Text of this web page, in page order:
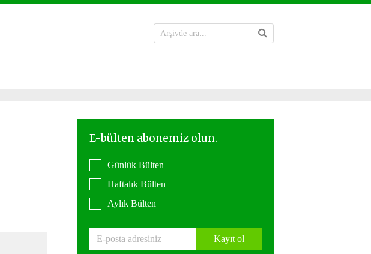
Günlük Bülten
Haftalık Bülten
Aylık Bülten
Kayıt ol